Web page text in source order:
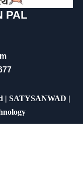
PAL
| SATYSANWAD |